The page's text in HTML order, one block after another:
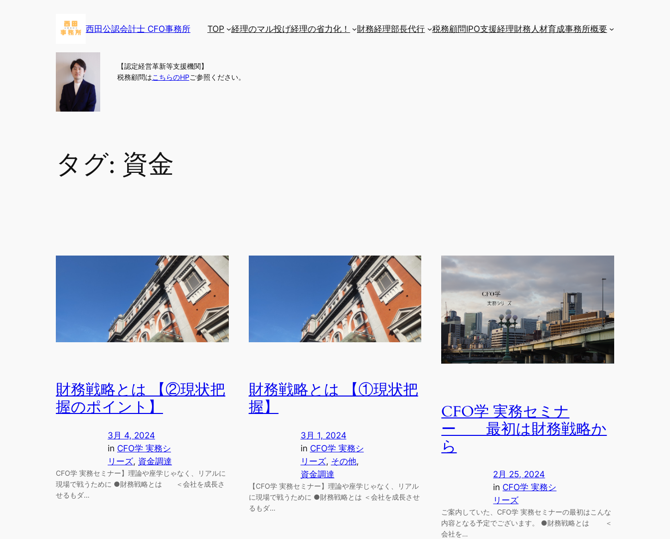
西田公認会計士 CFO事務所 TOP 経理のマル投げ経理の省力化！ 財務経理部長代行 税務顧問IPO支援経理財務人材育成事務所概要
【認定経営革新等支援機関】
税務顧問はこちらのHPご参照ください。
タグ: 資金
財務戦略とは 【②現状把
握のポイント】
3月 4, 2024
in CFO学 実務シ
リーズ, 資金調達
CFO学 実務セミナー】理論や座学じゃなく、リアルに
現場で戦うために ●財務戦略とは ＜会社を成長さ
せるもダ…
財務戦略とは 【①現状把
握】
3月 1, 2024
in CFO学 実務シ
リーズ, その他
資金調達
【CFO学 実務セミナー】理論や座学じゃなく、リアル
に現場で戦うために ●財務戦略とは ＜会社を成長させ
るもダ…
CFO学 実務セミナ
ー 最初は財務戦略か
ら
2月 25, 2024
in CFO学 実務シ
リーズ
ご案内していた、CFO学 実務セミナーの最初はこんな
内容となる予定でございます。 ●財務戦略とは ＜
会社を…